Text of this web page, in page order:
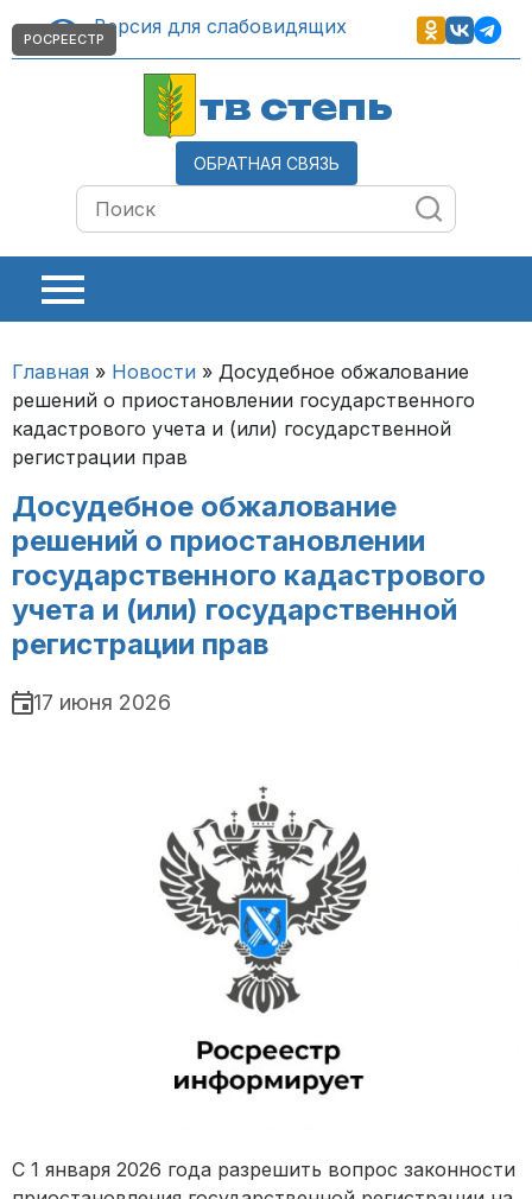
Версия для слабовидящих
тв степь
ОБРАТНАЯ СВЯЗЬ
Главная » Новости » Досудебное обжалование
решений о приостановлении государственного
кадастрового учета и (или) государственной
регистрации прав
Досудебное обжалование
решений о приостановлении
государственного кадастрового
учета и (или) государственной
регистрации прав
РОСРЕЕСТР
17 июня 2026
С 1 января 2026 года разрешить вопрос законности